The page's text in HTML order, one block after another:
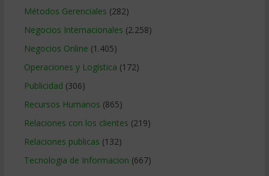
Métodos Gerenciales (282)
Negocios Internacionales (2.258)
Negocios Online (1.405)
Operaciones y Logística (172)
Publicidad (306)
Recursos Humanos (865)
Relaciones con los clientes (219)
Relaciones publicas (132)
Tecnologia de Informacion (667)